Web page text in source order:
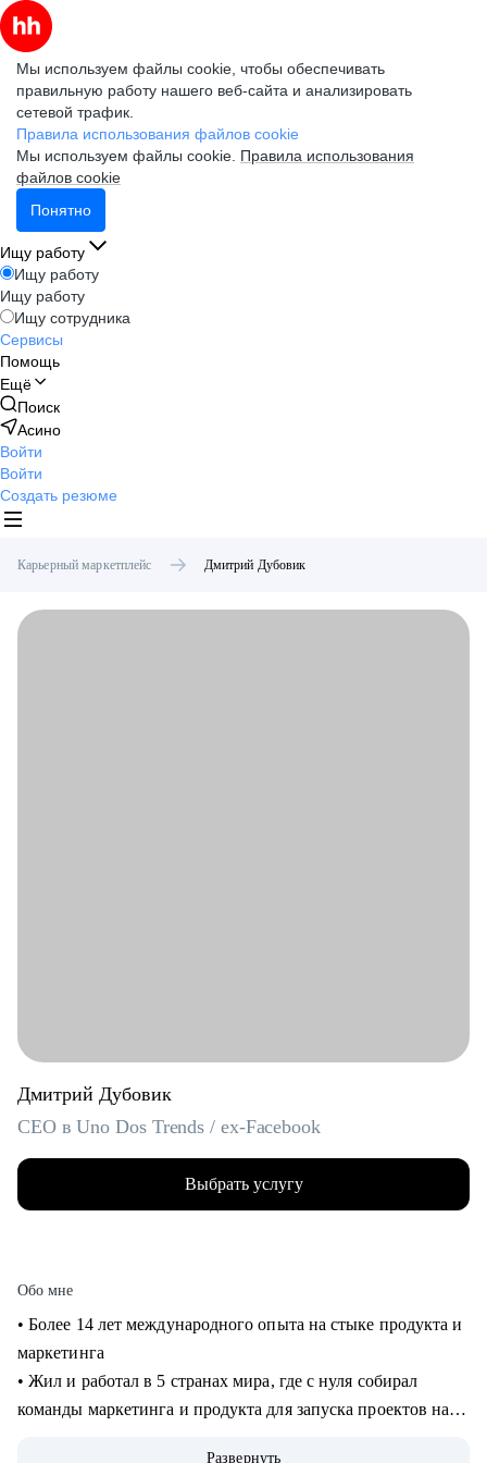
Мы используем файлы cookie, чтобы обеспечивать
правильную работу нашего веб-сайта и анализировать
сетевой трафик.
Правила использования файлов cookie
Мы используем файлы cookie. Правила использования
файлов cookie
Понятно
Ищу работу
Ищу работу
Ищу работу
Ищу сотрудника
Сервисы
Помощь
Ещё
Поиск
Асино
Войти
Войти
Создать резюме
Карьерный маркетплейс Дмитрий Дубовик
Дмитрий Дубовик
CEO в Uno Dos Trends / ex-Facebook
Выбрать услугу
Обо мне
• Более 14 лет международного опыта на стыке продукта и
маркетинга
• Жил и работал в 5 странах мира, где с нуля собирал
команды маркетинга и продукта для запуска проектов на
Развернуть